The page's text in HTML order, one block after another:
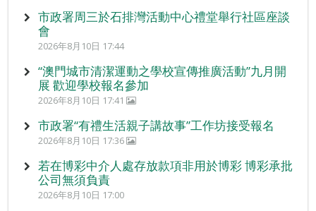
市政署周三於石排灣活動中心禮堂舉行社區座談
會
2026年8月10日 17:44
“澳門城市清潔運動之學校宣傳推廣活動”九月開
展 歡迎學校報名參加
2026年8月10日 17:41
市政署“有禮生活親子講故事”工作坊接受報名
2026年8月10日 17:36
若在博彩中介人處存放款項非用於博彩 博彩承批
公司無須負責
2026年8月10日 17:00